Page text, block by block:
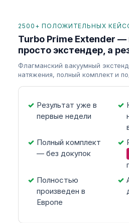
2500+ ПОЛОЖИТЕЛЬНЫХ
Turbo Prime Extender —
просто экстендер, а
Флагманский вакуумный
натяжения, полный комплект и
Результат уже в
первые недели
Полный комплект
— без докупок
Полностью
произведен в
Европе